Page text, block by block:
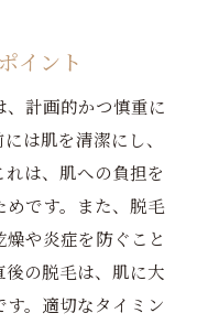
イント
計画的かつ慎重に
は肌を清潔にし、
は、肌への負担を
です。また、脱毛
や炎症を防ぐこと
の脱毛は、肌に大
。適切なタイミン